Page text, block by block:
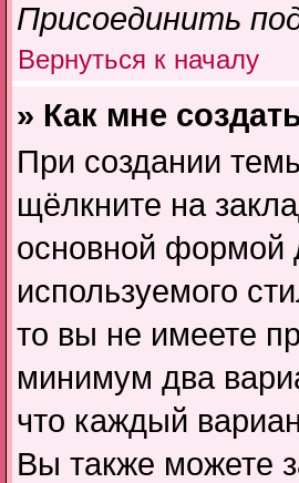
Присоединить
Вернуться к началу
» Как мне
При создании
щёлкните на
основной формой
используемого
то вы не имеете
минимум два
что каждый
Вы также можете